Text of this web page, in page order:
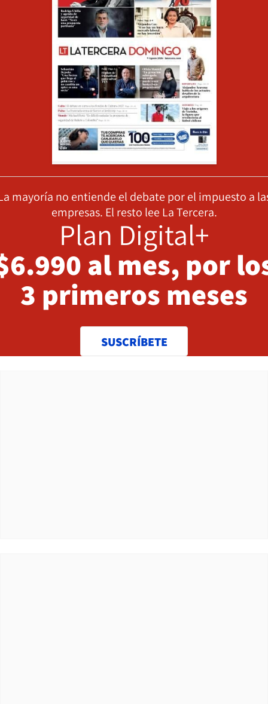
mayoría no entiende el debate por el impuesto a
empresas. El resto lee La Tercera.
Plan Digital+
al mes, por
3 primeros meses
SUSCRÍBETE